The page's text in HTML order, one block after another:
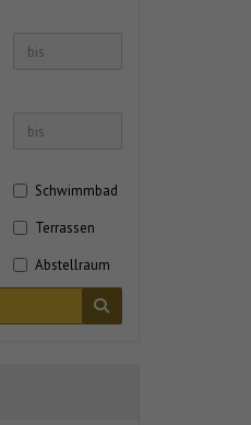
Schwimmbad
Terrassen
Abstellraum